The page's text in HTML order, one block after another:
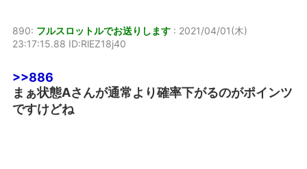
890: フルスロットルでお送りします : 2021/04/01(木)
23:17:15.88 ID:RlEZ18j40
>>886
まぁ状態Aさんが通常より確率下がるのがポインツ
ですけどね